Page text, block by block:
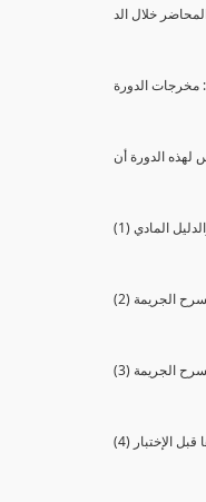
خلال الد
مخرجات الدورة :
المادي
الجريمة
الجريمة
الإختبار